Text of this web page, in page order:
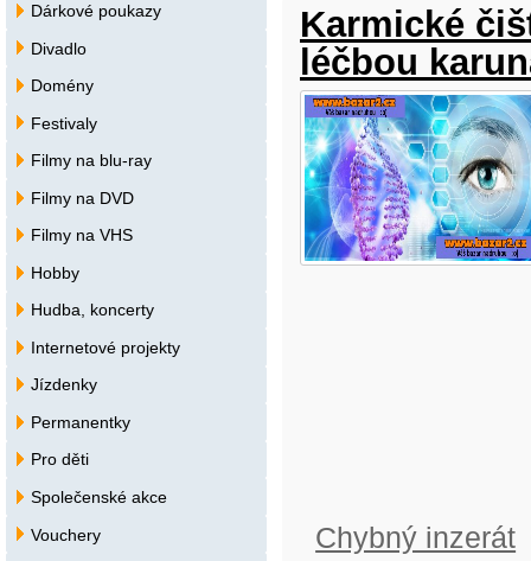
Karmické
léčbou
Chybný inzerát
Dárkové poukazy
Divadlo
Domény
Festivaly
Filmy na blu-ray
Filmy na DVD
Filmy na VHS
Hobby
Hudba, koncerty
Internetové projekty
Jízdenky
Permanentky
Pro děti
Společenské akce
Vouchery